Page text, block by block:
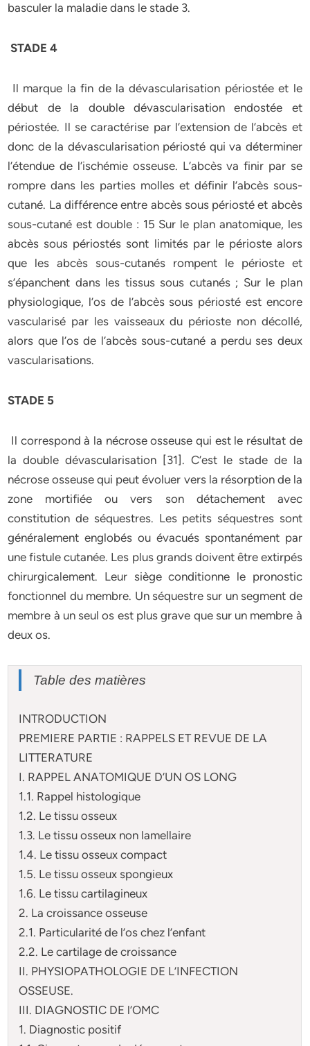
basculer la maladie dans le stade 3.
STADE 4
Il marque la fin de la dévascularisation périostée et le
début de la double dévascularisation endostée et
périostée. Il se caractérise par l’extension de l’abcès et
donc de la dévascularisation périosté qui va déterminer
l’étendue de l’ischémie osseuse. L’abcès va finir par se
rompre dans les parties molles et définir l’abcès sous-
cutané. La différence entre abcès sous périosté et abcès
sous-cutané est double : 15 Sur le plan anatomique, les
abcès sous périostés sont limités par le périoste alors
que les abcès sous-cutanés rompent le périoste et
s’épanchent dans les tissus sous cutanés ; Sur le plan
physiologique, l’os de l’abcès sous périosté est encore
vascularisé par les vaisseaux du périoste non décollé,
alors que l’os de l’abcès sous-cutané a perdu ses deux
vascularisations.
STADE 5
Il correspond à la nécrose osseuse qui est le résultat de
la double dévascularisation [31]. C’est le stade de la
nécrose osseuse qui peut évoluer vers la résorption de la
zone mortifiée ou vers son détachement avec
constitution de séquestres. Les petits séquestres sont
généralement englobés ou évacués spontanément par
une fistule cutanée. Les plus grands doivent être extirpés
chirurgicalement. Leur siège conditionne le pronostic
fonctionnel du membre. Un séquestre sur un segment de
membre à un seul os est plus grave que sur un membre à
deux os.
Table des matières
INTRODUCTION
PREMIERE PARTIE : RAPPELS ET REVUE DE LA
LITTERATURE
I. RAPPEL ANATOMIQUE D’UN OS LONG
1.1. Rappel histologique
1.2. Le tissu osseux
1.3. Le tissu osseux non lamellaire
1.4. Le tissu osseux compact
1.5. Le tissu osseux spongieux
1.6. Le tissu cartilagineux
2. La croissance osseuse
2.1. Particularité de l’os chez l’enfant
2.2. Le cartilage de croissance
II. PHYSIOPATHOLOGIE DE L’INFECTION
OSSEUSE.
III. DIAGNOSTIC DE l’OMC
1. Diagnostic positif